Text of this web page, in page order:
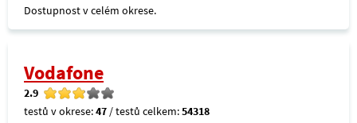
Dostupnost v celém okrese.
Vodafone
2.9
testů v okrese:47 / testů celkem:54318